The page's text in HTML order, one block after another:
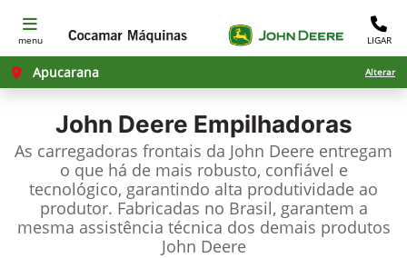
menu LIGAR
Apucarana Alterar
John Deere Empilhadoras
As carregadoras frontais da John Deere entregam
o que há de mais robusto, confiável e
tecnológico, garantindo alta produtividade ao
produtor. Fabricadas no Brasil, garantem a
mesma assistência técnica dos demais produtos
John Deere